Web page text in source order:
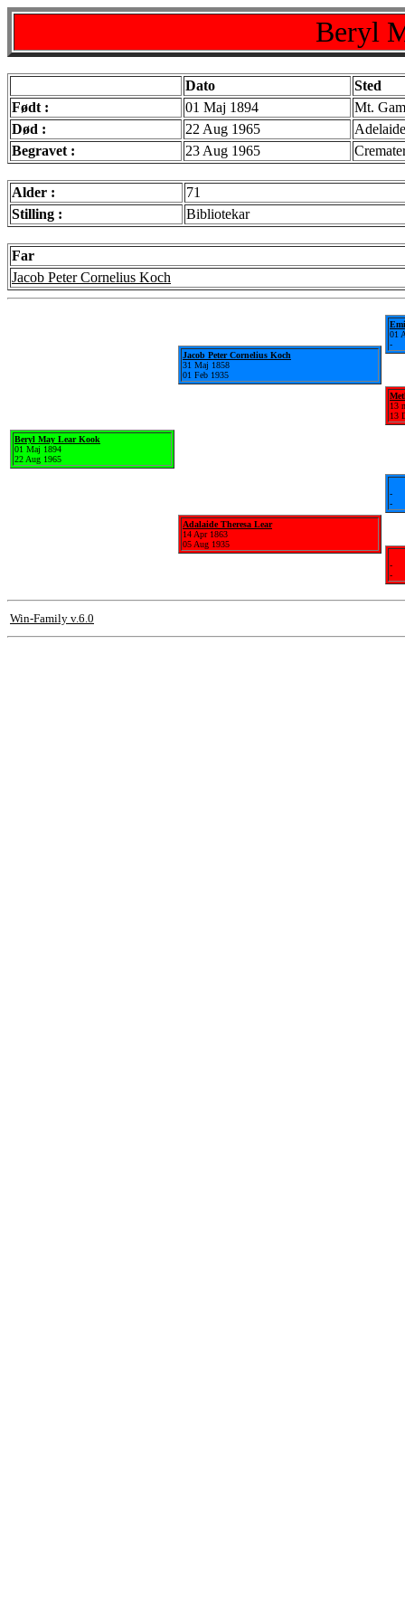
Beryl
Dato
Sted
Født :
01 Maj 1894
Mt.
Død :
22 Aug 1965
Begravet :
23 Aug 1965
Alder :
71
Stilling :
Bibliotekar
Far
Jacob Peter Cornelius Koch
Beryl May Lear Kook
01 Maj 1894
22 Aug 1965
Jacob Peter Cornelius Koch
31 Maj 1858
01 Feb 1935
Adalaide Theresa Lear
14 Apr 1863
05 Aug 1935
01
-
13
13
-
-
-
-
Win-Family v.6.0